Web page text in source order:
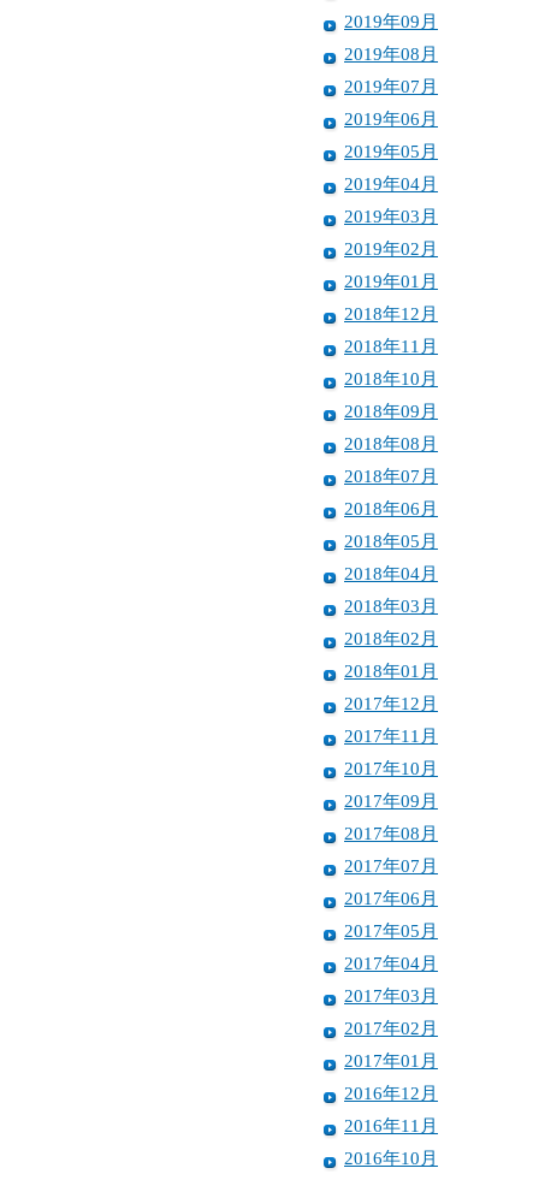
2019年09月
2019年08月
2019年07月
2019年06月
2019年05月
2019年04月
2019年03月
2019年02月
2019年01月
2018年12月
2018年11月
2018年10月
2018年09月
2018年08月
2018年07月
2018年06月
2018年05月
2018年04月
2018年03月
2018年02月
2018年01月
2017年12月
2017年11月
2017年10月
2017年09月
2017年08月
2017年07月
2017年06月
2017年05月
2017年04月
2017年03月
2017年02月
2017年01月
2016年12月
2016年11月
2016年10月